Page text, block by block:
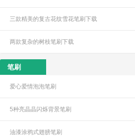
三款精美的复古花纹雪花笔刷下载
两款复杂的树枝笔刷下载
笔刷
爱心爱情泡泡笔刷
5种亮晶晶闪烁背景笔刷
油漆涂鸦式翅膀笔刷